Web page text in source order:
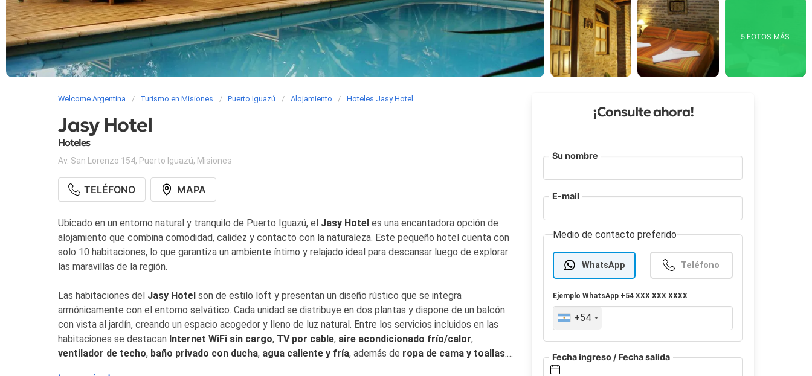
5 FOTOS MÁS
Welcome Argentina Turismo en Misiones Puerto Iguazú Alojamiento Hoteles Jasy Hotel
Jasy Hotel
Hoteles
Av. San Lorenzo 154, Puerto Iguazú, Misiones
TELÉFONO MAPA
Ubicado en un entorno natural y tranquilo de Puerto Iguazú, el Jasy Hotel es una encantadora opción de
alojamiento que combina comodidad, calidez y contacto con la naturaleza. Este pequeño hotel cuenta con
solo 10 habitaciones, lo que garantiza un ambiente íntimo y relajado ideal para descansar luego de explorar
las maravillas de la región.
Las habitaciones del Jasy Hotel son de estilo loft y presentan un diseño rústico que se integra
armónicamente con el entorno selvático. Cada unidad se distribuye en dos plantas y dispone de un balcón
con vista al jardín, creando un espacio acogedor y lleno de luz natural. Entre los servicios incluidos en las
habitaciones se destacan Internet WiFi sin cargo, TV por cable, aire acondicionado frío/calor,
ventilador de techo, baño privado con ducha, agua caliente y fría, además de ropa de cama y toallas.
¡Consulte ahora!
Su nombre
E-mail
Medio de contacto preferido
WhatsApp Teléfono
EjemploWhatsApp +54 XXX XXX XXXX
+54
Fecha ingreso / Fecha salida